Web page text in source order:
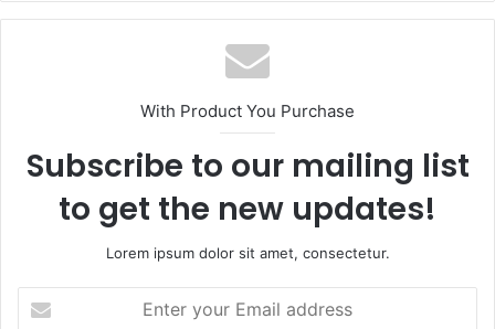
With Product You Purchase
Subscribe to our mailing list
to get the new updates!
Lorem ipsum dolor sit amet, consectetur.
your